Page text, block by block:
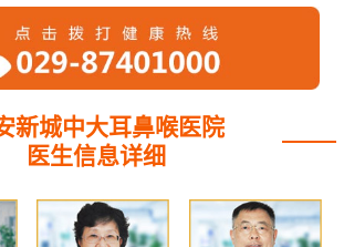
新城中大耳鼻喉医院
医生信息详细